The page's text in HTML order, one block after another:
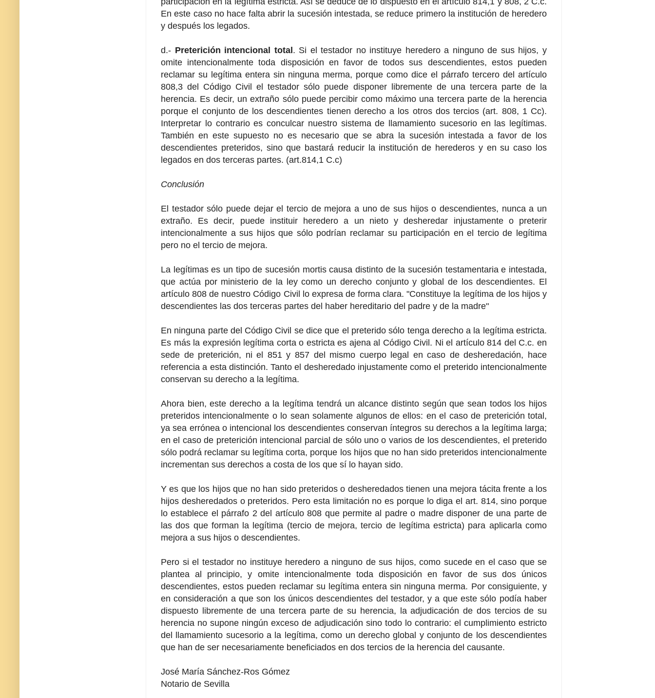
En este caso no hace falta abrir la sucesión intestada, se reduce primero la institución de heredero
y después los legados.
d.- Preterición intencional total . Si el testador no instituye heredero a ninguno de sus hijos, y
omite intencionalmente toda disposición en favor de todos sus descendientes, estos pueden
reclamar su legítima entera sin ninguna merma, porque como dice el párrafo tercero del artículo
808,3 del Código Civil el testador sólo puede disponer libremente de una tercera parte de la
herencia. Es decir, un extraño sólo puede percibir como máximo una tercera parte de la herencia
porque el conjunto de los descendientes tienen derecho a los otros dos tercios (art. 808, 1 Cc).
Interpretar lo contrario es conculcar nuestro sistema de llamamiento sucesorio en las legítimas.
También en este supuesto no es necesario que se abra la sucesión intestada a favor de los
descendientes preteridos, sino que bastará reducir la institución de herederos y en su caso los
legados en dos terceras partes. (art.814,1 C.c)
Conclusión
El testador sólo puede dejar el tercio de mejora a uno de sus hijos o descendientes, nunca a un
extraño. Es decir, puede instituir heredero a un nieto y desheredar injustamente o preterir
intencionalmente a sus hijos que sólo podrían reclamar su participación en el tercio de legítima
pero no el tercio de mejora.
La legítimas es un tipo de sucesión mortis causa distinto de la sucesión testamentaria e intestada,
que actúa por ministerio de la ley como un derecho conjunto y global de los descendientes. El
artículo 808 de nuestro Código Civil lo expresa de forma clara. "Constituye la legítima de los hijos y
descendientes las dos terceras partes del haber hereditario del padre y de la madre"
En ninguna parte del Código Civil se dice que el preterido sólo tenga derecho a la legítima estricta.
Es más la expresión legítima corta o estricta es ajena al Código Civil. Ni el artículo 814 del C.c. en
sede de preterición, ni el 851 y 857 del mismo cuerpo legal en caso de desheredación, hace
referencia a esta distinción. Tanto el desheredado injustamente como el preterido intencionalmente
conservan su derecho a la legítima.
Ahora bien, este derecho a la legítima tendrá un alcance distinto según que sean todos los hijos
preteridos intencionalmente o lo sean solamente algunos de ellos: en el caso de preterición total,
ya sea errónea o intencional los descendientes conservan íntegros su derechos a la legítima larga;
en el caso de preterición intencional parcial de sólo uno o varios de los descendientes, el preterido
sólo podrá reclamar su legítima corta, porque los hijos que no han sido preteridos intencionalmente
incrementan sus derechos a costa de los que sí lo hayan sido.
Y es que los hijos que no han sido preteridos o desheredados tienen una mejora tácita frente a los
hijos desheredados o preteridos. Pero esta limitación no es porque lo diga el art. 814, sino porque
lo establece el párrafo 2 del artículo 808 que permite al padre o madre disponer de una parte de
las dos que forman la legítima (tercio de mejora, tercio de legítima estricta) para aplicarla como
mejora a sus hijos o descendientes.
Pero si el testador no instituye heredero a ninguno de sus hijos, como sucede en el caso que se
plantea al principio, y omite intencionalmente toda disposición en favor de sus dos únicos
descendientes, estos pueden reclamar su legítima entera sin ninguna merma. Por consiguiente, y
en consideración a que son los únicos descendientes del testador, y a que este sólo podía haber
dispuesto libremente de una tercera parte de su herencia, la adjudicación de dos tercios de su
herencia no supone ningún exceso de adjudicación sino todo lo contrario: el cumplimiento estricto
del llamamiento sucesorio a la legítima, como un derecho global y conjunto de los descendientes
que han de ser necesariamente beneficiados en dos tercios de la herencia del causante.
José María Sánchez-Ros Gómez
Notario de Sevilla